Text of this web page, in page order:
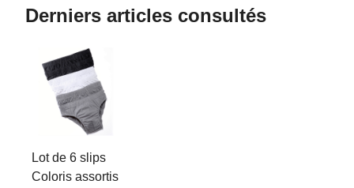
Derniers articles consultés
Lot de 6 slips
Coloris assortis